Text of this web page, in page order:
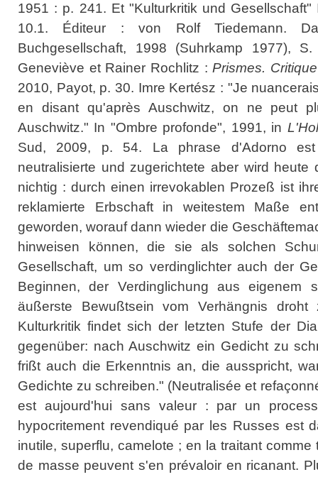
1951 : p. 241. Et "Kulturkritik und
10.1. Éditeur : von Rolf Tiedemann.
Buchgesellschaft, 1998 (Suhrkamp 1977),
Geneviève et Rainer Rochlitz :Prismes.
2010, Payot, p. 30. Imre Kertész : "Je
en disant qu'après Auschwitz, on ne peut
Auschwitz." In "Ombre profonde", 1991, in
Sud, 2009, p. 54. La phrase d'Adorno
neutralisierte und zugerichtete aber wird heute
nichtig : durch einen irrevokablen Prozeß ist
reklamierte Erbschaft in weitestem Maße
geworden, worauf dann wieder die
hinweisen können, die sie als solchen
Gesellschaft, um so verdinglichter auch der
Beginnen, der Verdinglichung aus eigenem
äußerste Bewußtsein vom Verhängnis
Kulturkritik findet sich der letzten Stufe der
gegenüber: nach Auschwitz ein Gedicht zu
frißt auch die Erkenntnis an, die ausspricht,
Gedichte zu schreiben." (Neutralisée et
est aujourd'hui sans valeur : par un
hypocritement revendiqué par les Russes est
inutile, superflu, camelote ; en la traitant
de masse peuvent s'en prévaloir en ricanant.